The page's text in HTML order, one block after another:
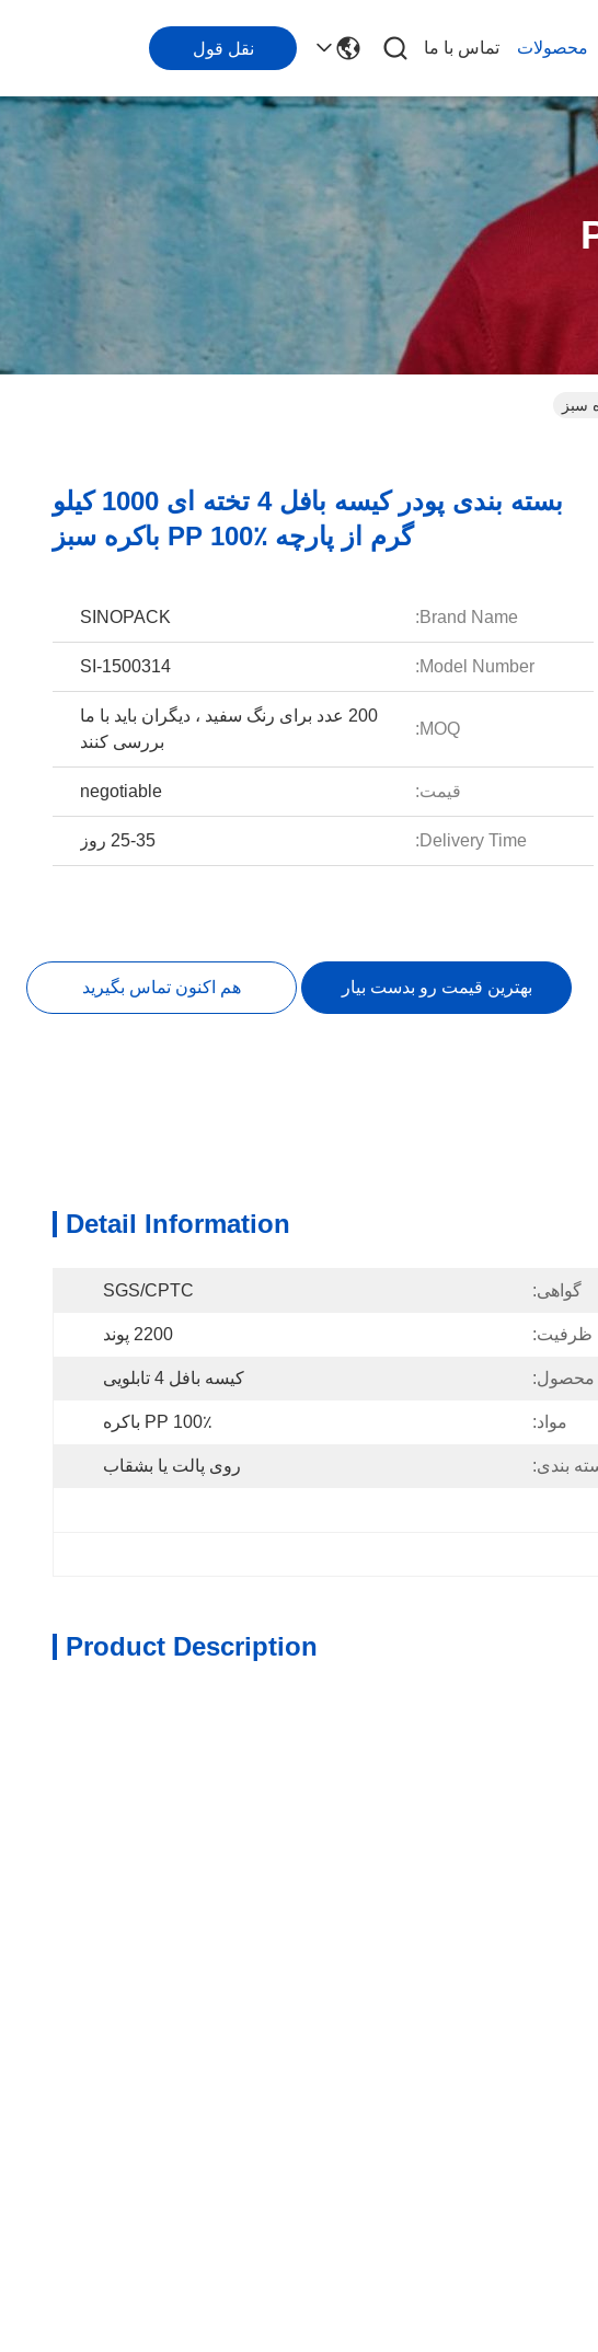
محصولات تماس با ما نقل قول
بسته بندی پودر کیسه بافل 4 تخته ای 1000 کیلو
گرم از پارچه PP 100٪ باکره سبز
Brand Name:
SINOPACK
Model Number:
SI-1500314
MOQ:
200 عدد برای رنگ سفید ، دیگران باید با ما
بررسی کنند
قیمت: negotiable
Delivery Time: 25-35 روز
بهترین قیمت رو بدست بیار هم اکنون تماس بگیرید
Detail Information
گواهی: SGS/CPTC
ظرفیت: 2200 پوند
محصول: کیسه بافل 4 تابلویی
مواد: 100٪ PP باکره
بندی: روی پالت یا بشقاب
Product Description